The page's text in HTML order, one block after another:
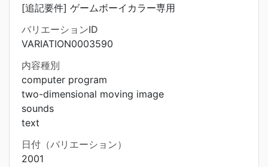
[追記要件] ゲームボーイカラー専用
バリエーションID
VARIATION0003590
内容種別
computer program
two-dimensional moving image
sounds
text
日付（バリエーション）
2001